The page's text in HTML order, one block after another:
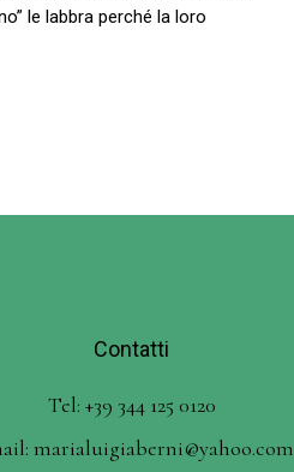
le labbra perché la loro
Contatti
Tel: +39 344 125 0120
marialuigiaberni@yahoo.com